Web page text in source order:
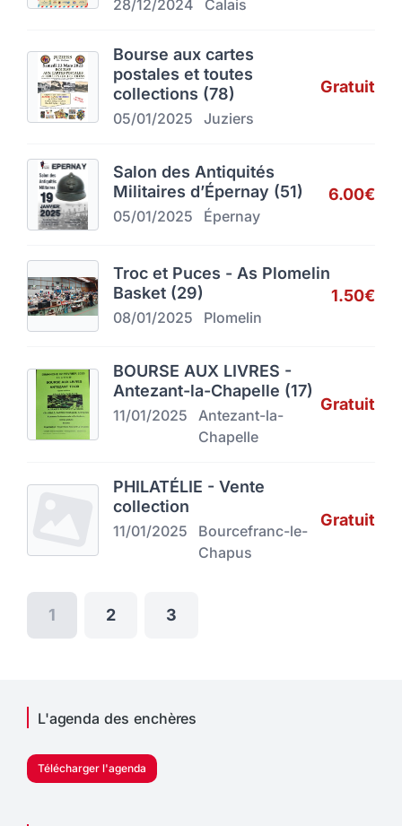
28/12/2024 Calais
Bourse aux cartes
postales et toutes
collections (78)
05/01/2025 Juziers
Gratuit
Salon des Antiquités
Militaires d’Épernay (51)
05/01/2025 Épernay
6.00€
Troc et Puces - As Plomelin
Basket (29)
08/01/2025 Plomelin
1.50€
BOURSE AUX LIVRES -
Antezant-la-Chapelle (17)
11/01/2025
Antezant-la-
Chapelle
Gratuit
PHILATÉLIE - Vente
collection
11/01/2025
Bourcefranc-le-
Chapus
Gratuit
1 2 3
L'agenda des enchères
Télécharger l'agenda